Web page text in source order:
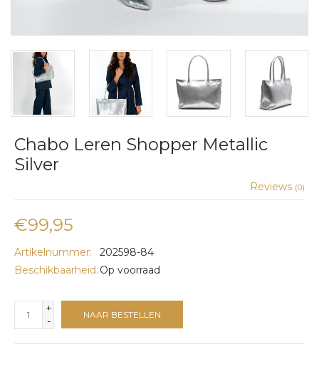
Chabo Leren Shopper Metallic
Silver
Reviews (0)
€99,95
Artikelnummer:
202598-84
Beschikbaarheid: Op voorraad
+
-
NAAR BESTELLEN